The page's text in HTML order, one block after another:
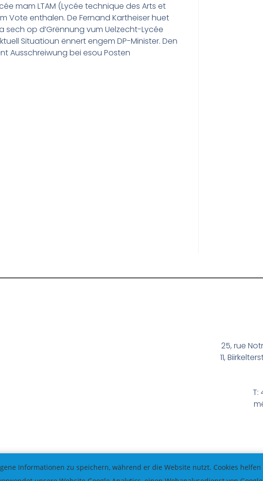
mam LTAM (Lycée technique des Arts et
Vote enthalen. De Fernand Kartheiser huet
sech op d’Grënnung vum Uelzecht-Lycée
Situatioun ënnert engem DP-Minister. Den
Ausschreiwung bei esou Posten
25, rue
11,
T:
Informationen zu speichern, während er die Website nutzt. Cookies